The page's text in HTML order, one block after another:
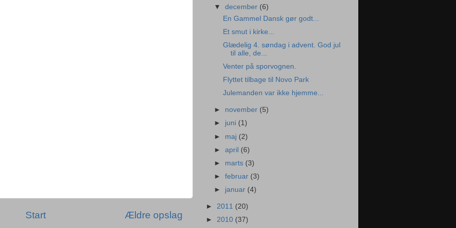
Ældre opslag
Start
▼december (6)
En Gammel Dansk gør godt...
Et smut i kirke...
Glædelig 4. søndag i advent. God jul
til alle, de...
Venter på sporvognen.
Flyttet tilbage til Novo Park
Julemanden var ikke hjemme...
► november (5)
► juni (1)
► maj (2)
►april (6)
► marts (3)
►februar (3)
► januar (4)
► 2011 (20)
► 2010 (37)